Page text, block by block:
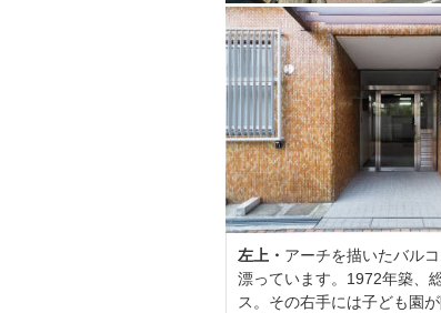
左上・ アーチを描いたバル
漂っています。1972年築、
ス。その右手には子ども園